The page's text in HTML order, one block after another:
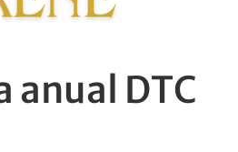
anual DTC